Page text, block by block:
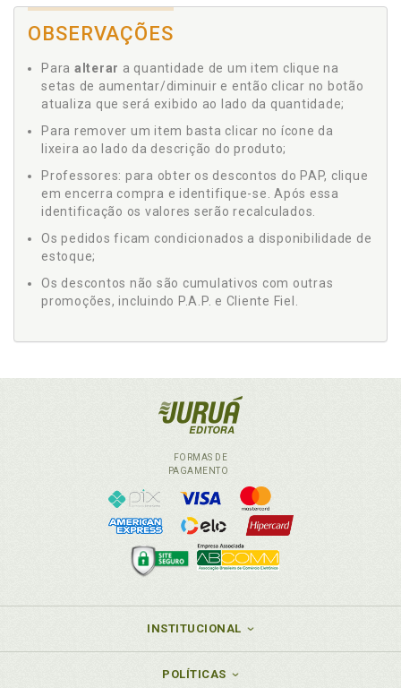
OBSERVAÇÕES
Para alterar a quantidade de um item clique na
setas de aumentar/diminuir e então clicar no botão
atualiza que será exibido ao lado da quantidade;
Para remover um item basta clicar no ícone da
lixeira ao lado da descrição do produto;
Professores: para obter os descontos do PAP, clique
em encerra compra e identifique-se. Após essa
identificação os valores serão recalculados.
Os pedidos ficam condicionados a disponibilidade de
estoque;
Os descontos não são cumulativos com outras
promoções, incluindo P.A.P. e Cliente Fiel.
FORMAS DE
PAGAMENTO
INSTITUCIONAL
POLÍTICAS